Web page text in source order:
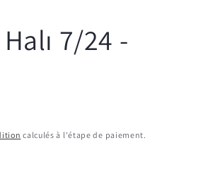
/
r
o
7/24 -
calculés à l'étape de paiement.